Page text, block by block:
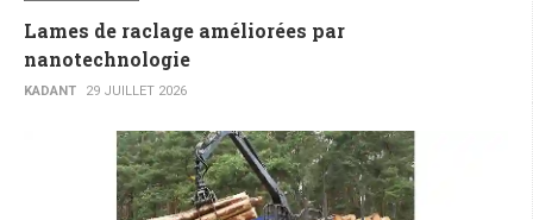
Lames de raclage améliorées par
nanotechnologie
KADANT 29 JUILLET 2026